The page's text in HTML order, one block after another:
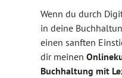
Wenn du durch
in deine
einen sanften
dir meinen
Buchhaltung mit